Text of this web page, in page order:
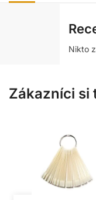
Nikto
Zákazníci si